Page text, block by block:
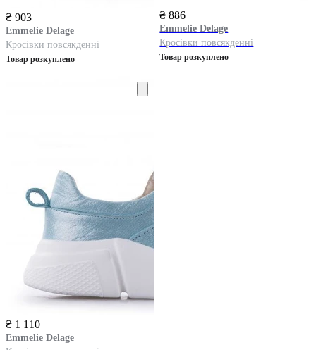
₴ 903
Emmelie Delage
Кросівки повсякденні
Товар розкуплено
₴ 886
Emmelie Delage
Кросівки повсякденні
Товар розкуплено
₴ 1 110
Emmelie Delage